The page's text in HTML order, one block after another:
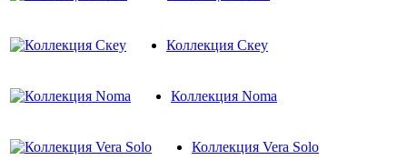
Коллекция Скеу
Коллекция Noma
Коллекция Vera Solo